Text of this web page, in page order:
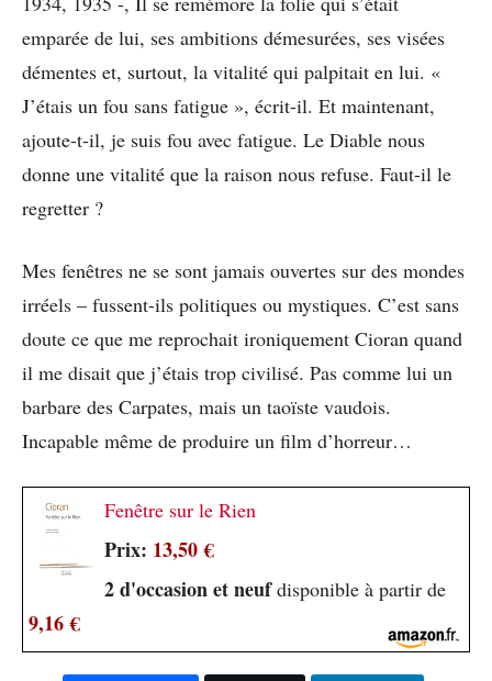
emparée de lui, ses ambitions démesurées, ses visées
démentes et, surtout, la vitalité qui palpitait en lui. «
J’étais un fou sans fatigue », écrit-il. Et maintenant,
ajoute-t-il, je suis fou avec fatigue. Le Diable nous
donne une vitalité que la raison nous refuse. Faut-il le
regretter ?
Mes fenêtres ne se sont jamais ouvertes sur des mondes
irréels – fussent-ils politiques ou mystiques. C’est sans
doute ce que me reprochait ironiquement Cioran quand
il me disait que j’étais trop civilisé. Pas comme lui un
barbare des Carpates, mais un taoïste vaudois.
Incapable même de produire un film d’horreur…
Fenêtre sur le Rien
Prix: 13,50 €
2 d'occasion et neufdisponible à partir de
9,16 €